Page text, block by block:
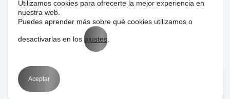
advergaming bookmarks cupones online
fcommerce herramientas marketing en
internet herramientas marketing en internet
herramientas marketing online 2012
instagram juegos online
Utilizamos cookies para ofrecerte la mejor experiencia en
nuestra web.
Puedes aprender más sobre qué cookies utilizamos o
desactivarlas en los ajustes
Aceptar